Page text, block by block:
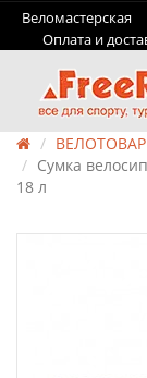
Веломастерская
Оплата и
Сумка
18 л